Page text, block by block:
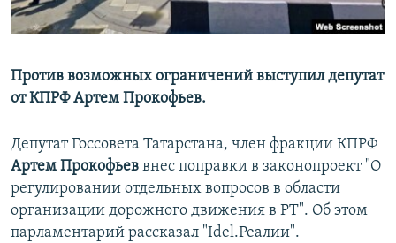
Все сайты РСЕ/РС
Против возможных ограничений выступил депутат
от КПРФ Артем Прокофьев.
Депутат Госсовета Татарстана, член фракции КПРФ
Артем Прокофьев внес поправки в законопроект "О
регулировании отдельных вопросов в области
организации дорожного движения в РТ". Об этом
парламентарий рассказал "Idel.Реалии".